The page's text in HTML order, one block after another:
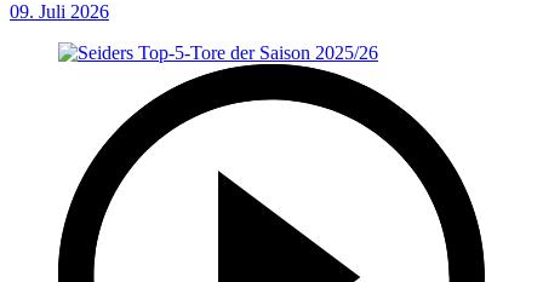
09. Juli 2026